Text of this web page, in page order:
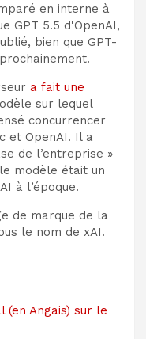
en interne à
GPT 5.5 d'OpenAI,
bien que GPT-
a fait une
sur lequel
concurrencer
et OpenAI. Il a
de l’entreprise »
modèle était un
à l’époque.
de marque de la
le nom de xAI.
(en Angais) sur le